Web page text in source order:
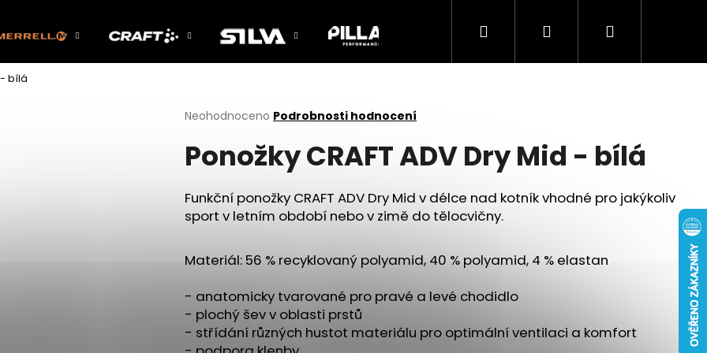
Hledat PřihlášeníNákupní
- bílá
Průměrné
produktu
je
z
5
hvězdiček.
Neohodnoceno Podrobnosti hodnocení
Ponožky CRAFT ADV Dry Mid - bílá
Funkční ponožky CRAFT ADV Dry Mid v délce nad kotník vhodné pro jakýkoliv
sport v letním období nebo v zimě do tělocvičny.
Materiál: 56 % recyklovaný polyamid, 40 % polyamid, 4 % elastan
- anatomicky tvarované pro pravé a levé chodidlo
- plochý šev v oblasti prstů
- střídání různých hustot materiálu pro optimální ventilaci a komfort
Co potřebujete najít?
HLEDAT